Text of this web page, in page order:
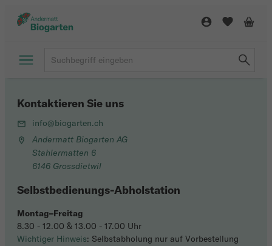
Kontaktieren Sie uns
info@biogarten.ch
Andermatt Biogarten AG
Stahlermatten 6
6146 Grossdietwil
Selbstbedienungs-Abholstation
Montag–Freitag
8.30 - 12.00 & 13.00 - 17.00 Uhr
Wichtiger Hinweis: Selbstabholung nur auf Vorbestellung